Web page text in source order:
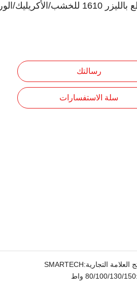
آلة القطع بالليزر 1610 للخشب/
رسالتك
سلة الاستفسارات
العلامة التجارية:SMARTECH
80/100/130/150 واط